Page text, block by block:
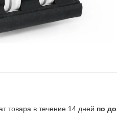
товара в течение 14 дней по